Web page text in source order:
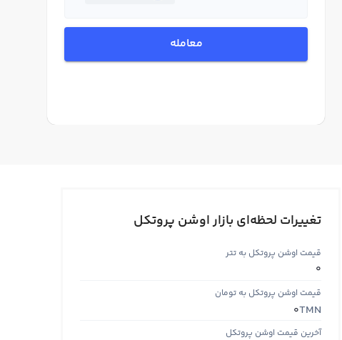
معامله
تغییرات لحظه‌ای بازار اوشن پروتکل
قیمت اوشن پروتکل به تتر
0
قیمت اوشن پروتکل به تومان
TMN
0
آخرین قیمت اوشن پروتکل